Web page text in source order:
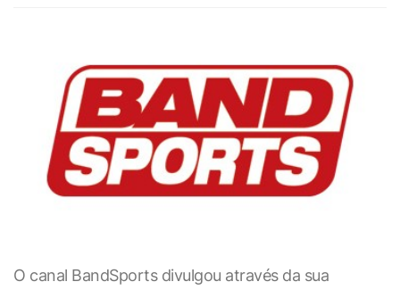
O canal BandSports divulgou através da sua